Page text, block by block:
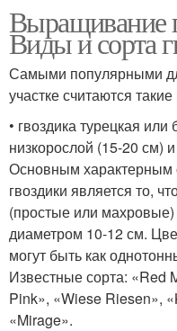
Выращивание
Виды и сорта
Самыми популярными
участке считаются
• гвоздика турецкая
низкорослой (15-20 см)
Основным характерным
гвоздики является то,
(простые или
диаметром 10-12 см.
могут быть как
Известные сорта: «Red
Pink», «Wiese Riesen»,
«Mirage».